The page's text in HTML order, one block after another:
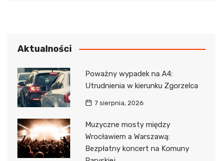
Aktualności
Poważny wypadek na A4:
Utrudnienia w kierunku Zgorzelca
7 sierpnia, 2026
Muzyczne mosty między
Wrocławiem a Warszawą:
Bezpłatny koncert na Komuny